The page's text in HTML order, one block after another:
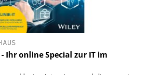
Ihr online Special zur IT im